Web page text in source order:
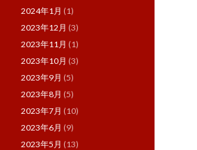
2024年1月 (1)
2023年12月 (3)
2023年11月 (1)
2023年10月 (3)
2023年9月 (5)
2023年8月 (5)
2023年7月 (10)
2023年6月 (9)
2023年5月 (13)